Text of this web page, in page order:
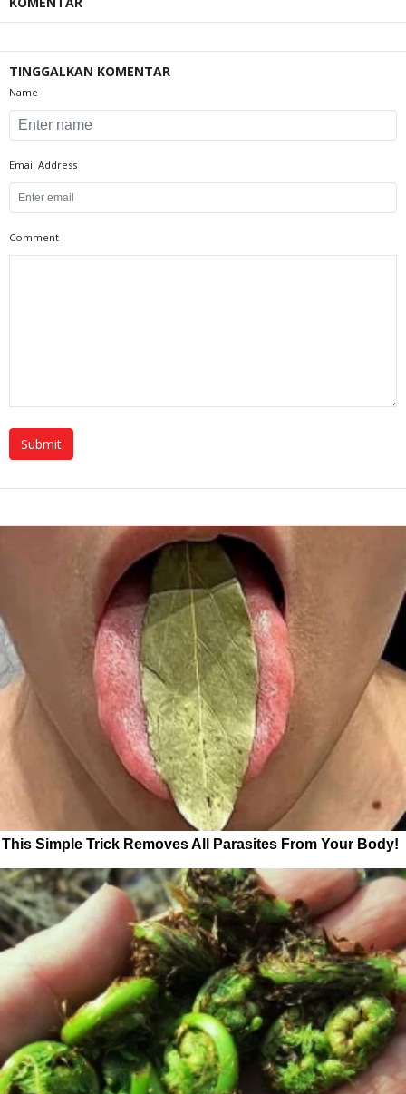
TINGGALKAN KOMENTAR
Name
Email Address
Comment
This Simple Trick Removes All Parasites From Your Body!